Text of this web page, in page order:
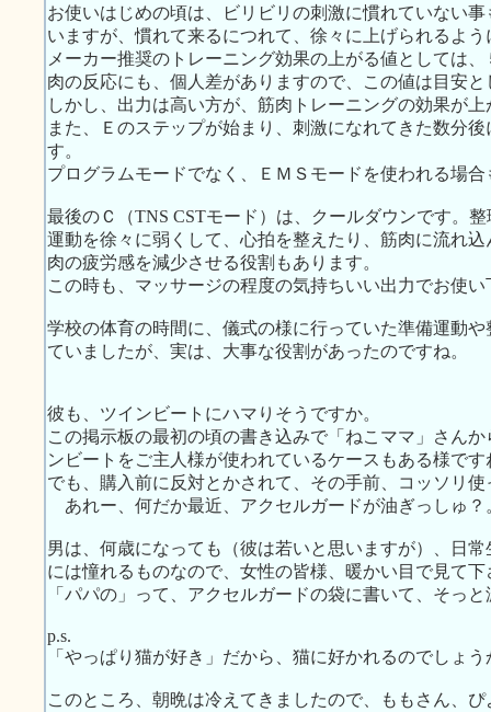
お使いはじめの頃は、ビリビリの刺激に慣れていない
いますが、慣れて来るにつれて、徐々に上げられるよ
メーカー推奨のトレーニング効果の上がる値としては
肉の反応にも、個人差がありますので、この値は目安
しかし、出力は高い方が、筋肉トレーニングの効果が上
また、Ｅのステップが始まり、刺激になれてきた数分
す。
プログラムモードでなく、ＥＭＳモードを使われる場合
最後のＣ（TNS CSTモード）は、クールダウンです。
運動を徐々に弱くして、心拍を整えたり、筋肉に流れ
肉の疲労感を減少させる役割もあります。
この時も、マッサージの程度の気持ちいい出力でお使い
学校の体育の時間に、儀式の様に行っていた準備運動
ていましたが、実は、大事な役割があったのですね。
彼も、ツインビートにハマりそうですか。
この掲示板の最初の頃の書き込みで「ねこママ」さん
ンビートをご主人様が使われているケースもある様です
でも、購入前に反対とかされて、その手前、コッソリ
あれー、何だか最近、アクセルガードが油ぎっしゅ？
男は、何歳になっても（彼は若いと思いますが）、日
には憧れるものなので、女性の皆様、暖かい目で見て下
「パパの」って、アクセルガードの袋に書いて、そっ
p.s.
「やっぱり猫が好き」だから、猫に好かれるのでしょう
このところ、朝晩は冷えてきましたので、ももさん、